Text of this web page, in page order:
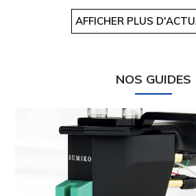
AFFICHER PLUS
NOS GUIDES